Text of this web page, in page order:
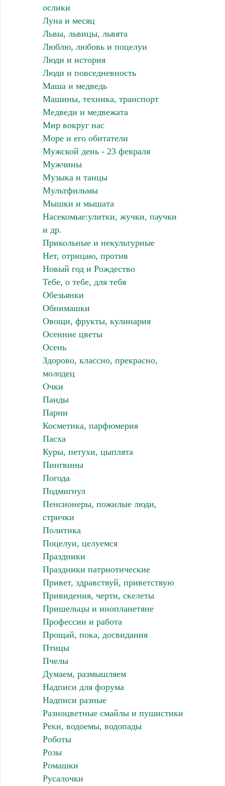
ослики
Луна и месяц
Львы, львицы, львята
Люблю, любовь и поцелуи
Люди и история
Люди и повседневность
Маша и медведь
Машины, техника, транспорт
Медведи и медвежата
Мир вокруг нас
Море и его обитатели
Мужской день - 23 февраля
Мужчины
Музыка и танцы
Мультфильмы
Мышки и мышата
Насекомые:улитки, жучки, паучки
и др.
Прикольные и некультурные
Нет, отрицаю, против
Новый год и Рождество
Тебе, о тебе, для тебя
Обезьянки
Обнимашки
Овощи, фрукты, кулинария
Осенние цветы
Осень
Здорово, классно, прекрасно,
молодец
Очки
Панды
Парни
Косметика, парфюмерия
Пасха
Куры, петухи, цыплята
Пингвины
Погода
Подмигнул
Пенсионеры, пожилые люди,
стрички
Политика
Поцелуи, целуемся
Праздники
Праздники патриотические
Привет, здравствуй, приветствую
Привидения, черти, скелеты
Пришельцы и инопланетяне
Профессии и работа
Прощай, пока, досвидания
Птицы
Пчелы
Думаем, размышляем
Надписи для форума
Надписи разные
Разноцветные смайлы и пушистики
Реки, водоемы, водопады
Роботы
Розы
Ромашки
Русалочки